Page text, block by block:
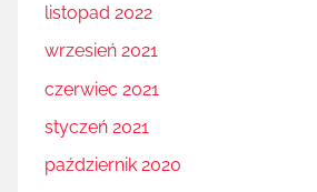
listopad 2022
wrzesień 2021
czerwiec 2021
styczeń 2021
październik 2020